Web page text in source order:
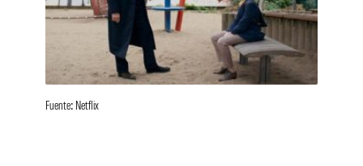
Fuente: Netflix